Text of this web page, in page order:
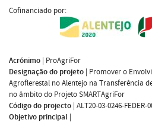
Cofinanciado por:
Acrónimo | ProAgriFor
Designação do projeto | Promover o
Agroflerestal no Alentejo na Transferência
no âmbito do Projeto SMARTAgriFor
Código do projecto | ALT20-03-0246-FEDER-
Objetivo principal |